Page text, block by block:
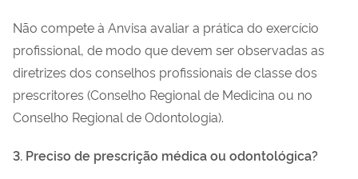
Não compete à Anvisa avaliar a prática do exercício
profissional, de modo que devem ser observadas as
diretrizes dos conselhos profissionais de classe dos
prescritores (Conselho Regional de Medicina ou no
Conselho Regional de Odontologia).
3. Preciso de prescrição médica ou odontológica?